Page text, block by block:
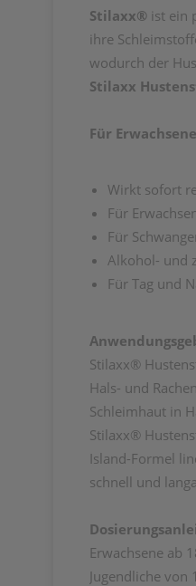
Stilaxx® ist ein
ihre
wodurch der
Stilaxx
Für
Wirkt sofort
Für
Für
Alkohol- und
Für Tag und
Stilaxx®
Hals- und
Schleimhaut in
Stilaxx®
Island-Formel
schnell und
Erwachsene ab
Jugendliche